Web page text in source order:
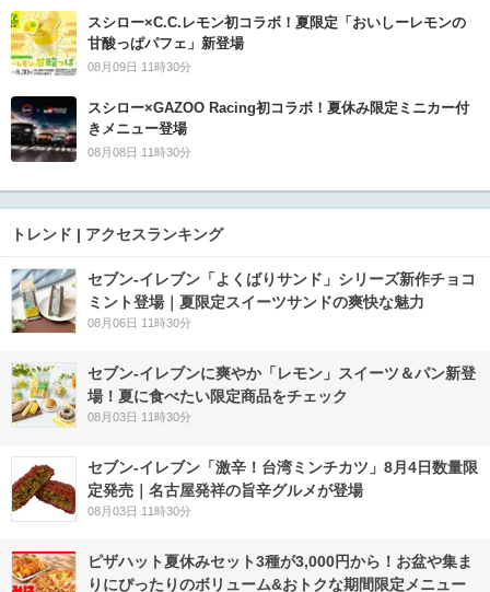
スシロー×C.C.レモン初コラボ！夏限定「おいしーレモンの
甘酸っぱパフェ」新登場
08月09日 11時30分
スシロー×GAZOO Racing初コラボ！夏休み限定ミニカー付
きメニュー登場
08月08日 11時30分
トレンド | アクセスランキング
セブン‐イレブン「よくばりサンド」シリーズ新作チョコ
ミント登場｜夏限定スイーツサンドの爽快な魅力
08月06日 11時30分
セブン‐イレブンに爽やか「レモン」スイーツ＆パン新登
場！夏に食べたい限定商品をチェック
08月03日 11時30分
セブン-イレブン「激辛！台湾ミンチカツ」8月4日数量限
定発売｜名古屋発祥の旨辛グルメが登場
08月03日 11時30分
ピザハット夏休みセット3種が3,000円から！お盆や集ま
りにぴったりのボリューム&おトクな期間限定メニュー